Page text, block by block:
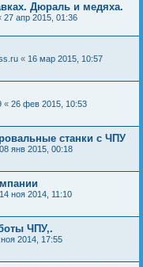
Дюраль и медяха.
27 апр 2015, 01:36
« 16 мар 2015, 10:57
« 26 фев 2015, 10:53
станки c ЧПУ
08 янв 2015, 00:18
14 ноя 2014, 11:10
ЧПУ,.
2014, 17:55